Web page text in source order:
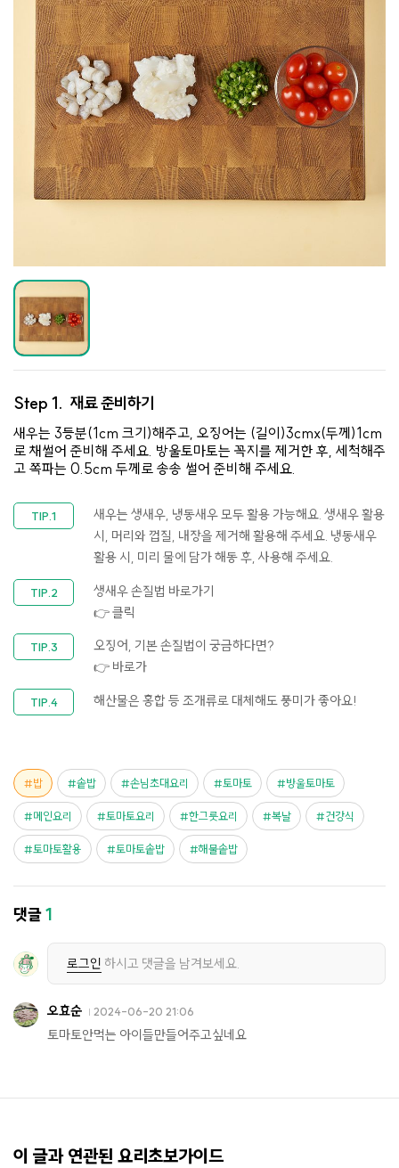
Step 1. 재료 준비하기
새우는 3등분(1cm 크기)해주고, 오징어는 (길이)3cmx(두께)1cm
로 채썰어 준비해 주세요. 방울토마토는 꼭지를 제거한 후, 세척해주
고 쪽파는 0.5cm 두께로 송송 썰어 준비해 주세요.
새우는 생새우, 냉동새우 모두 활용 가능해요. 생새우 활용
시, 머리와 껍질, 내장을 제거해 활용해 주세요. 냉동새우
활용 시, 미리 물에 담가 해동 후, 사용해 주세요.
생새우 손질법 바로가기
👉 클릭
오징어, 기본 손질법이 궁금하다면?
👉 바로가
해산물은 홍합 등 조개류로 대체해도 풍미가 좋아요!
밥 솥밥 손님초대요리 토마토 방울토마토
메인요리 토마토요리 한그릇요리 복날 건강식
토마토활용 토마토솥밥 해물솥밥
댓글1
로그인 하시고 댓글을 남겨보세요.
오효순 2024-06-20 21:06
토마토안먹는 아이들만들어주고싶네요
이 글과 연관된 요리초보가이드